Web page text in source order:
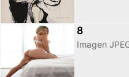
8
Imagen